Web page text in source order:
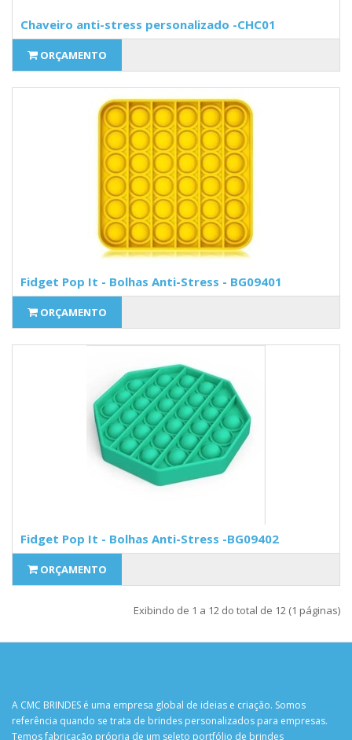
Chaveiro anti-stress personalizado -CHC01
ORÇAMENTO
Fidget Pop It - Bolhas Anti-Stress - BG09401
ORÇAMENTO
Fidget Pop It - Bolhas Anti-Stress -BG09402
ORÇAMENTO
Exibindo de 1 a 12 do total de 12 (1 páginas)
A CMC BRINDES é uma empresa global de ideias e criação. Somos
referência quando se trata de brindes personalizados para empresas.
Temos fabricação própria de um seleto portfólio de brindes